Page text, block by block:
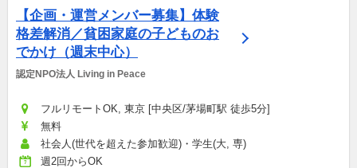
【企画・運営メンバー募集】体験
格差解消／貧困家庭の子どものお
でかけ（週末中心）
認定NPO法人 Living in Peace
フルリモートOK, 東京 [中央区/茅場町駅 徒歩5分]
無料
社会人(世代を超えた参加歓迎)・学生(大, 専)
週2回からOK